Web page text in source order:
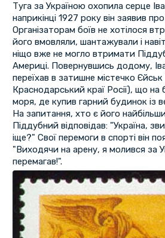
Туга за Україною охопила серце
наприкінці 1927 року він заявив про
Організаторам боїв не хотілося
його вмовляли, шантажували і
ніщо вже не могло втримати
Америці. Повернувшись додому,
переїхав в затишне містечко Єйськ
Краснодарський краї Росії), що на
моря, де купив гарний будинок із
На запитання, хто є його
Піддубний відповідав: "Україна,
іще?" Свої перемоги в спорті він
"Виходячи на арену, я молився за
перемагав!".